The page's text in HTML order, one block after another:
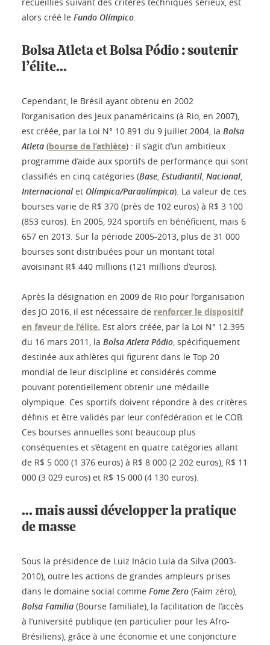
alors créé le Fundo Olímpico.
Bolsa Atleta et Bolsa Pódio : soutenir
l’élite…
Cependant, le Brésil ayant obtenu en 2002
l’organisation des Jeux panaméricains (à Rio, en 2007),
est créée, par la Loi N° 10.891 du 9 juillet 2004, la Bolsa
Atleta (bourse de l’athlète) : il s’agit d’un ambitieux
programme d’aide aux sportifs de performance qui sont
classifiés en cinq catégories (Base, Estudiantil, Nacional,
Internacional et Olímpica/Paraolímpica). La valeur de ces
bourses varie de R$ 370 (près de 102 euros) à R$ 3 100
(853 euros). En 2005, 924 sportifs en bénéficient, mais 6
657 en 2013. Sur la période 2005-2013, plus de 31 000
bourses sont distribuées pour un montant total
avoisinant R$ 440 millions (121 millions d’euros).
Après la désignation en 2009 de Rio pour l’organisation
des JO 2016, il est nécessaire de renforcer le dispositif
en faveur de l’élite. Est alors créée, par la Loi N° 12.395
du 16 mars 2011, la Bolsa Atleta Pódio, spécifiquement
destinée aux athlètes qui figurent dans le Top 20
mondial de leur discipline et considérés comme
pouvant potentiellement obtenir une médaille
olympique. Ces sportifs doivent répondre à des critères
définis et être validés par leur confédération et le COB.
Ces bourses annuelles sont beaucoup plus
conséquentes et s’étagent en quatre catégories allant
de R$ 5 000 (1 376 euros) à R$ 8 000 (2 202 euros), R$ 11
000 (3 029 euros) et R$ 15 000 (4 130 euros).
… mais aussi développer la pratique
de masse
Sous la présidence de Luiz Inácio Lula da Silva (2003-
2010), outre les actions de grandes ampleurs prises
dans le domaine social comme Fome Zero (Faim zéro),
Bolsa Familia (Bourse familiale), la facilitation de l’accès
à l’université publique (en particulier pour les Afro-
Brésiliens), grâce à une économie et une conjoncture